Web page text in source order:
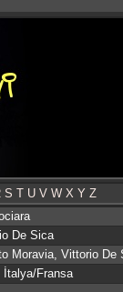
S T U V W X Y Z
De Sica
Moravia, Vittorio De
İtalya/Fransa